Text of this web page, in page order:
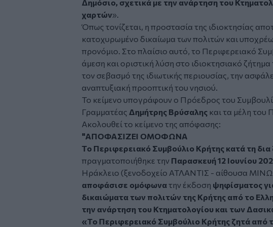
Δημόσιο, σχετικά με την ανάρτηση του
χαρτών».
Όπως τονίζεται, η προστασία της ιδιοκτησίας
κατοχυρωμένο δικαίωμα των πολιτών και
προνόμιο. Στο πλαίσιο αυτό, το Περιφερειακό
άμεση και οριστική λύση στο ιδιοκτησιακό
τον σεβασμό της ιδιωτικής περιουσίας, την
αναπτυξιακή προοπτική του νησιού.
Το κείμενο υπογράφουν ο Πρόεδρος του
Γραμματέας Δημήτρης Βρύσαλης και τα μέλη του
Ακολουθεί το κείμενο της απόφασης:
"ΑΠΟΦΑΣΙΖΕΙ ΟΜΟΦΩΝΑ
Το Περιφερειακό Συμβούλιο Κρήτης κατά τη
πραγματοποιήθηκε την Παρασκευή 12 Ιουνίου
Ηράκλειο (ξενοδοχείο ΑΤΛΑΝΤΙΣ - αίθουσα
αποφάσισε ομόφωνατην έκδοση ψηφίσματος
δικαιώματα των πολιτών της Κρήτης από το
την ανάρτηση του Κτηματολογίου και των
«Το Περιφερειακό Συμβούλιο Κρήτης ζητά από